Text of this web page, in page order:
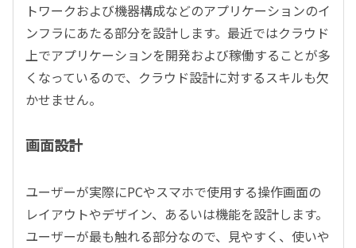
トワークおよび機器構成などのアプリケーションのイ
ンフラにあたる部分を設計します。最近ではクラウド
上でアプリケーションを開発および稼働することが多
くなっているので、クラウド設計に対するスキルも欠
かせません。
画面設計
ユーザーが実際にPCやスマホで使用する操作画面の
レイアウトやデザイン、あるいは機能を設計します。
ユーザーが最も触れる部分なので、見やすく、使いや